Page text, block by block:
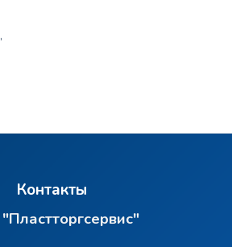
Контакты